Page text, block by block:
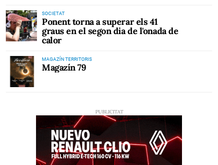
SOCIETAT
Ponent torna a superar els 41
graus en el segon dia de l'onada de
calor
MAGAZÍN TERRITORIS
Magazín 79